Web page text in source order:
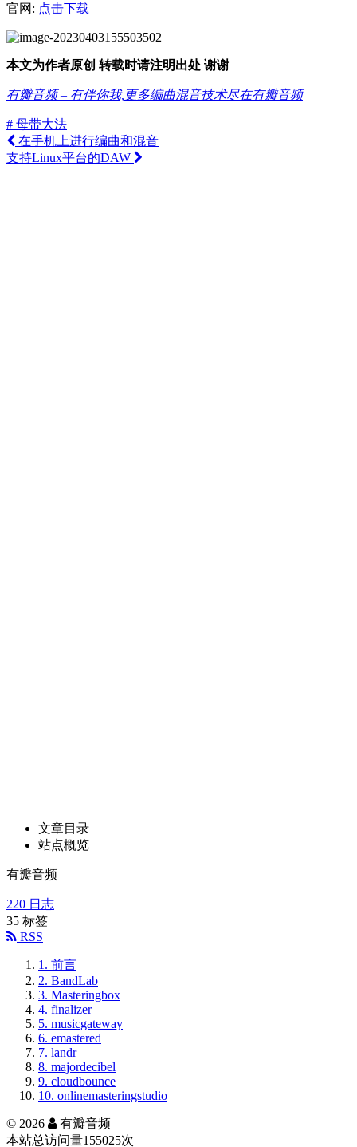
官网: 点击下载
本文为作者原创 转载时请注明出处 谢谢
有瓣音频 – 有伴你我,更多编曲混音技术尽在有瓣音频
# 母带大法
在手机上进行编曲和混音
支持Linux平台的DAW
文章目录
站点概览
有瓣音频
220 日志
35 标签
RSS
1. 前言
2. BandLab
3. Masteringbox
4. finalizer
5. musicgateway
6. emastered
7. landr
8. majordecibel
9. cloudbounce
10. onlinemasteringstudio
© 2026
有瓣音频
本站总访问量155025次